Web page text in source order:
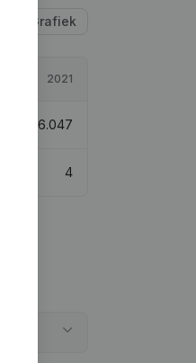
Grafiek
2021
1.596.047
4